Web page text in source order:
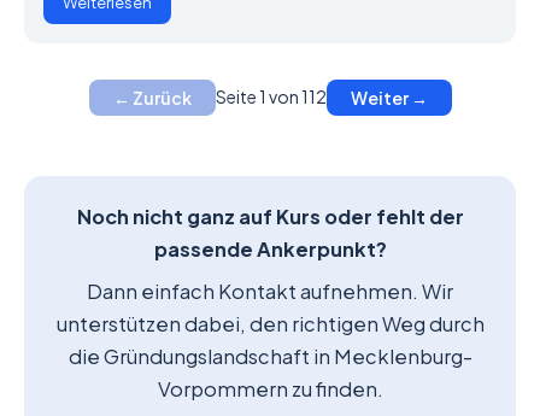
← Zurück Seite 1 von 112 Weiter →
Noch nicht ganz auf Kurs oder fehlt der
passende Ankerpunkt?
Dann einfach Kontakt aufnehmen. Wir
unterstützen dabei, den richtigen Weg durch
die Gründungslandschaft in Mecklenburg-
Vorpommern zu finden.